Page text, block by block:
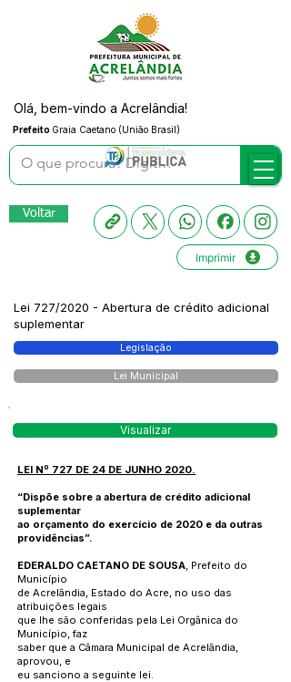
Prefeito Graia Caetano (União Brasil)
Olá, bem-vindo a Acrelândia!
Voltar
Imprimir
Lei 727/2020 - Abertura de crédito adicional
suplementar
Legislação
Lei Municipal
Visualizar
LEI Nº 727 DE 24 DE JUNHO 2020.
“Dispõe sobre a abertura de crédito adicional
suplementar
ao orçamento do exercício de 2020 e da outras
providências”.
EDERALDO CAETANO DE SOUSA, Prefeito do
Município
de Acrelândia, Estado do Acre, no uso das
atribuições legais
que lhe são conferidas pela Lei Orgânica do
Município, faz
saber que a Câmara Municipal de Acrelândia,
aprovou, e
eu sanciono a seguinte lei.